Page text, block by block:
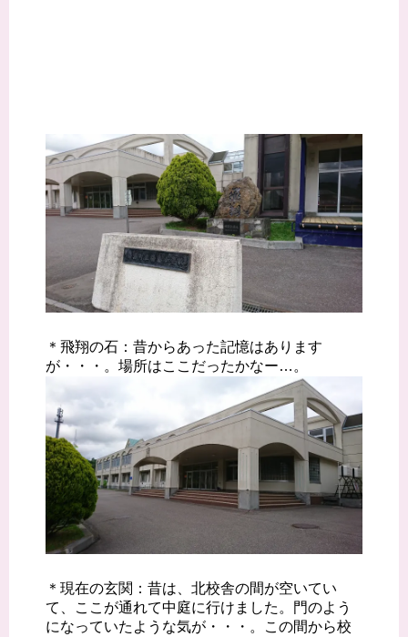
＊飛翔の石：昔からあった記憶はあります
が・・・。場所はここだったかなー…。
＊現在の玄関：昔は、北校舎の間が空いてい
て、ここが通れて中庭に行けました。門のよう
になっていたような気が・・・。この間から校